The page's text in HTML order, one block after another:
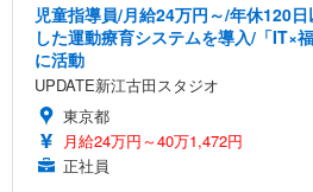
児童指導員/月給24万円～/年休120
した運動療育システムを導入/「IT×
に活動
UPDATE新江古田スタジオ
東京都
月給24万円～40万1,472円
正社員